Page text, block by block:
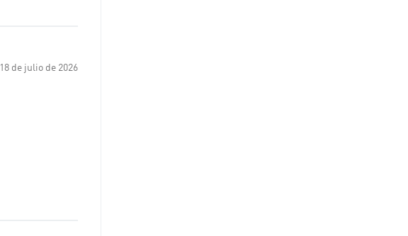
18 de julio de 2026